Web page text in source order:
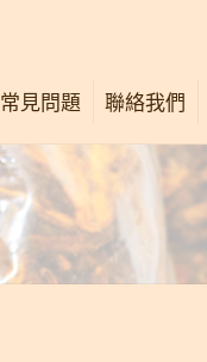
常見問題 聯絡我們